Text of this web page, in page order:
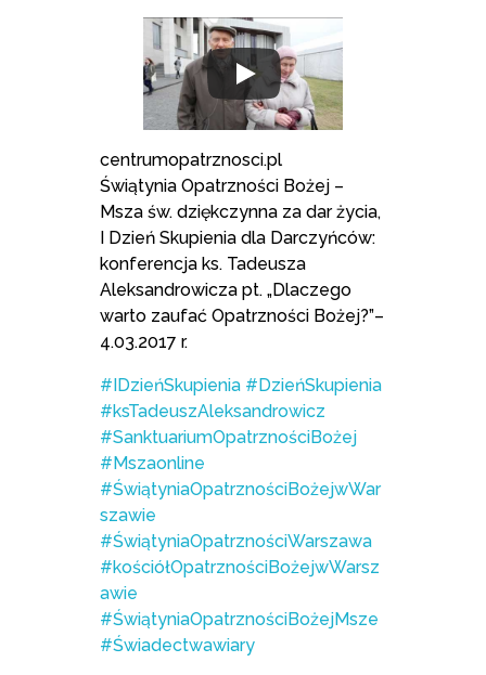
centrumopatrznosci.pl
Świątynia Opatrzności Bożej –
Msza św. dziękczynna za dar życia,
I Dzień Skupienia dla Darczyńców:
konferencja ks. Tadeusza
Aleksandrowicza pt. „Dlaczego
warto zaufać Opatrzności Bożej?”–
4.03.2017 r.
#IDzieńSkupienia #DzieńSkupienia
#ksTadeuszAleksandrowicz
#SanktuariumOpatrznościBożej
#Mszaonline
#ŚwiątyniaOpatrznościBożejwWar
szawie
#ŚwiątyniaOpatrznościWarszawa
#kościółOpatrznościBożejwWarsz
awie
#ŚwiątyniaOpatrznościBożejMsze
#Świadectwawiary